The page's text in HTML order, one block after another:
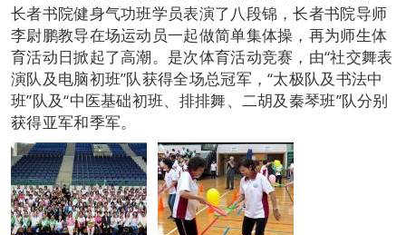
长者书院健身气功班学员表演了八段锦，长者书院导师
李尉鹏教导在场运动员一起做简单集体操，再为师生体
育活动日掀起了高潮。是次体育活动竞赛，由“社交舞表
演队及电脑初班”队获得全场总冠军，“太极队及书法中
班”队及“中医基础初班、排排舞、二胡及秦琴班”队分别
获得亚军和季军。